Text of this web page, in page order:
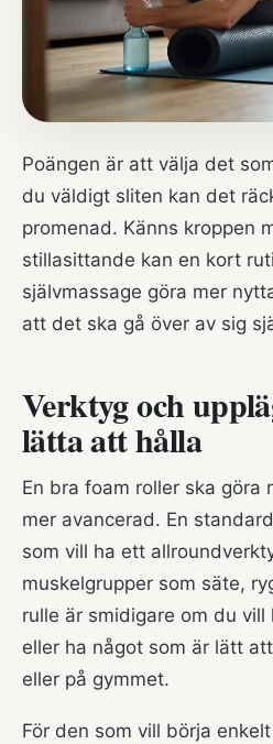
Poängen är att välja det
du väldigt sliten kan det
promenad. Känns kroppen
stillasittande kan en kort
självmassage göra mer
att det ska gå över av sig
Verktyg och
lätta att hålla
En bra foam roller ska göra
mer avancerad. En
som vill ha ett
muskelgrupper som säte,
rulle är smidigare om du
eller ha något som är lätt
eller på gymmet.
För den som vill börja